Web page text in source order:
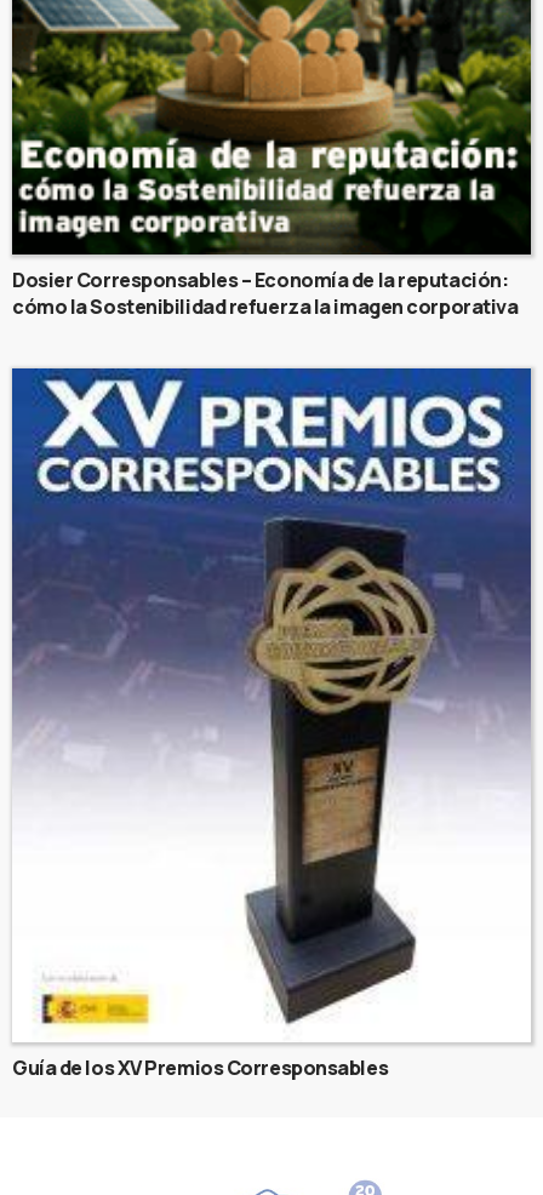
Dosier Corresponsables – Economía de la reputación:
cómo la Sostenibilidad refuerza la imagen corporativa
Guía de los XV Premios Corresponsables